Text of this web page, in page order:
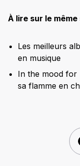
À lire sur le
Les meilleurs
en musique
In the mood for
sa flamme en